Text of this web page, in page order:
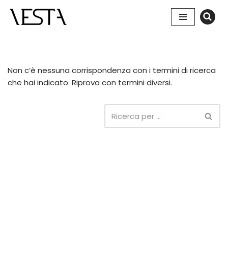
Vai
Non c’è nessuna corrispondenza con i termini di ricerca
che hai indicato. Riprova con termini diversi.